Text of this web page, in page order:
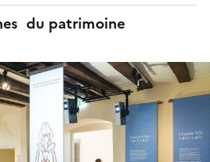
du patrimoine